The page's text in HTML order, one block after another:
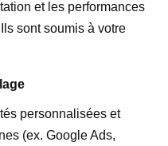
et les performances
sont soumis à votre
personnalisées et
(ex. Google Ads,